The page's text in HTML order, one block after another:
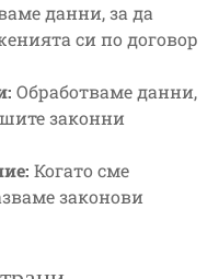
данни, за да
си по договор
Обработваме данни,
законни
Когато сме
законови